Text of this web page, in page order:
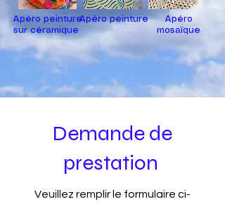
Apéro peinture
sur céramique
Apéro
mosaïque
Apéro peinture
Demande de
prestation
Veuillez remplir le formulaire ci-